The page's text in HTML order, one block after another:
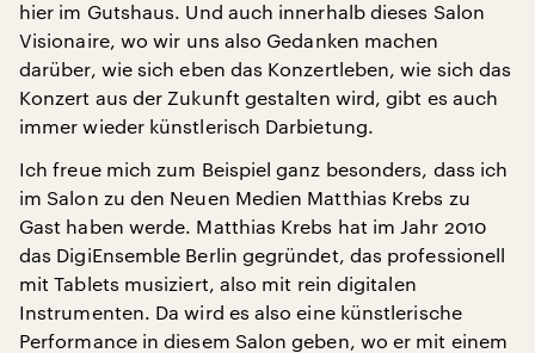
hier im Gutshaus. Und auch innerhalb dieses Salon
Visionaire, wo wir uns also Gedanken machen
darüber, wie sich eben das Konzertleben, wie sich das
Konzert aus der Zukunft gestalten wird, gibt es auch
immer wieder künstlerisch Darbietung.
Ich freue mich zum Beispiel ganz besonders, dass ich
im Salon zu den Neuen Medien Matthias Krebs zu
Gast haben werde. Matthias Krebs hat im Jahr 2010
das DigiEnsemble Berlin gegründet, das professionell
mit Tablets musiziert, also mit rein digitalen
Instrumenten. Da wird es also eine künstlerische
Performance in diesem Salon geben, wo er mit einem